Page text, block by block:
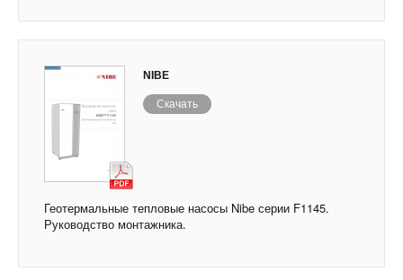
NIBE
Скачать
Геотермальные тепловые насосы Nibe серии F1145.
Руководство монтажника.